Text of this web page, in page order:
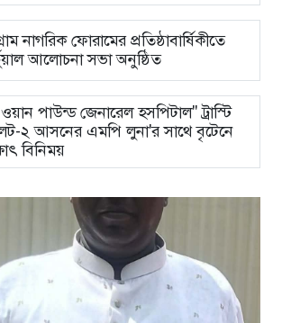
নাগরিক ফোরামের প্রতিষ্ঠাবার্ষিকীতে
আলোচনা সভা অনুষ্ঠিত
পাউন্ড জেনারেল হসপিটাল" ট্রাস্টি
২ আসনের এমপি লুনা'র সা‌থে বৃটেনে
বিনিময়